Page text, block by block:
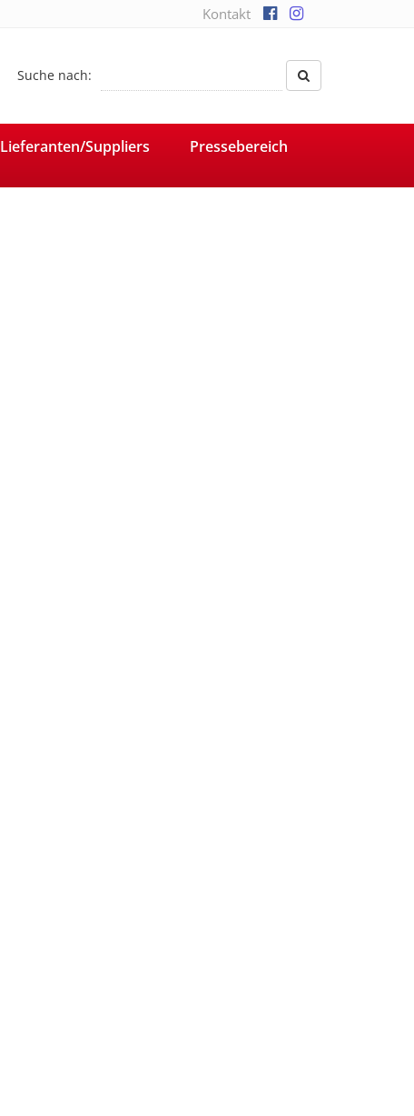
Kontakt
Suche nach:
Lieferanten/Suppliers Pressebereich